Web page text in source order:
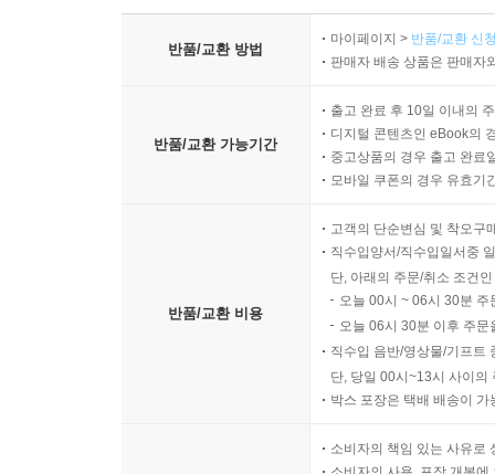
반품/교환 방법
마이페이지 > 반품/교환 신
판매자 배송 상품은 판매자
반품/교환 가능기간
출고 완료 후 10일 이내의
디지털 콘텐츠인 eBook의
중고상품의 경우 출고 완료
모바일 쿠폰의 경우 유효기
반품/교환 비용
고객의 단순변심 및 착오구
직수입양서/직수입일서중
단, 아래의 주문/취소 조건
오늘 00시 ~ 06시 30분
오늘 06시 30분 이후 주
직수입 음반/영상물/기프트
단, 당일 00시~13시 사이의
박스 포장은 택배 배송이
소비자의 책임 있는 사유로